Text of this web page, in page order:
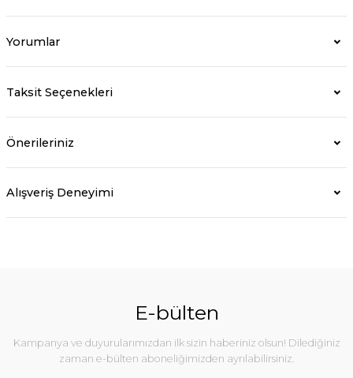
Yorumlar
Taksit Seçenekleri
Önerileriniz
Alışveriş Deneyimi
E-bülten
Kampanya ve duyurularımızdan ilk sizin haberiniz olsun! Dilediğiniz
zaman e-bülten aboneliğimizden ayrılabilirsiniz.